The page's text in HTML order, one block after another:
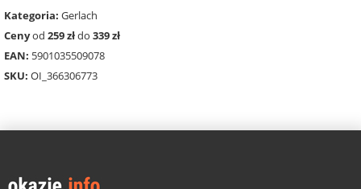
Kategoria: Gerlach
Cenyod 259 złdo 339 zł
EAN: 5901035509078
SKU: OI_366306773